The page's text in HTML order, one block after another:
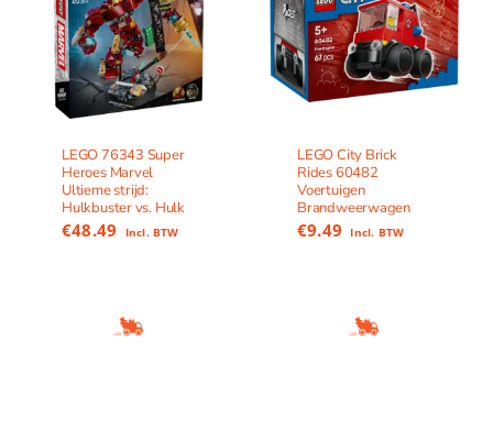
LEGO 76343 Super
Heroes Marvel
Ultieme strijd:
Hulkbuster vs. Hulk
€48.49 Incl. BTW
LEGO City Brick
Rides 60482
Voertuigen
Brandweerwagen
€9.49 Incl. BTW